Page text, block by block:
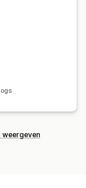
weergeven